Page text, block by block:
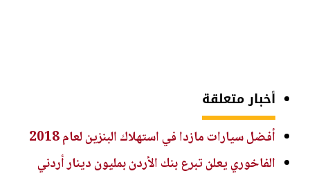
أخبار متعلقة
أفضل سيارات مازدا في استهلاك البنزين لعام 2018
الفاخوري يعلن تبرع بنك الأردن بمليون دينار أردني